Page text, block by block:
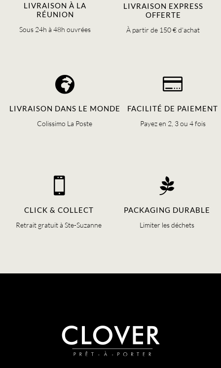
LIVRAISON À LA
RÉUNION
Sous 24h à 48h ouvrées
LIVRAISON EXPRESS
OFFERTE
À partir de 150 € d’achat

LIVRAISON DANS LE MONDE
Colissimo La Poste

FACILITÉ DE PAIEMENT
Payez en 2, 3 ou 4 fois

CLICK & COLLECT
Retrait gratuit à Ste-Suzanne

PACKAGING DURABLE
Limiter les déchets